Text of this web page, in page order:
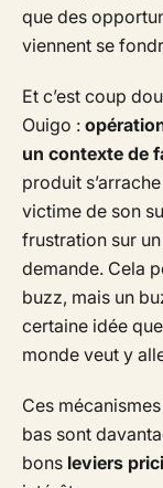
que des
viennent se
Et c’est coup
Ouigo :
un contexte de
produit
victime de son
frustration sur
demande. Cela
buzz, mais un
certaine idée
monde veut y
Ces
bas sont
bons leviers